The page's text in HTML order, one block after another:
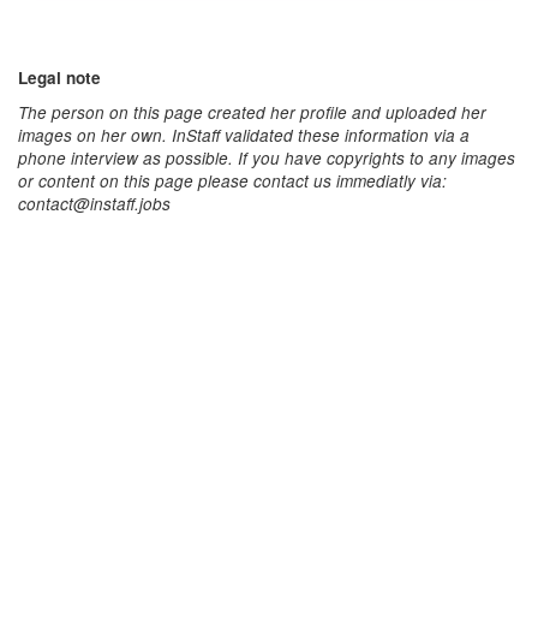
Legal note
The person on this page created her profile and uploaded her
images on her own. InStaff validated these information via a
phone interview as possible. If you have copyrights to any images
or content on this page please contact us immediatly via:
contact@instaff.jobs